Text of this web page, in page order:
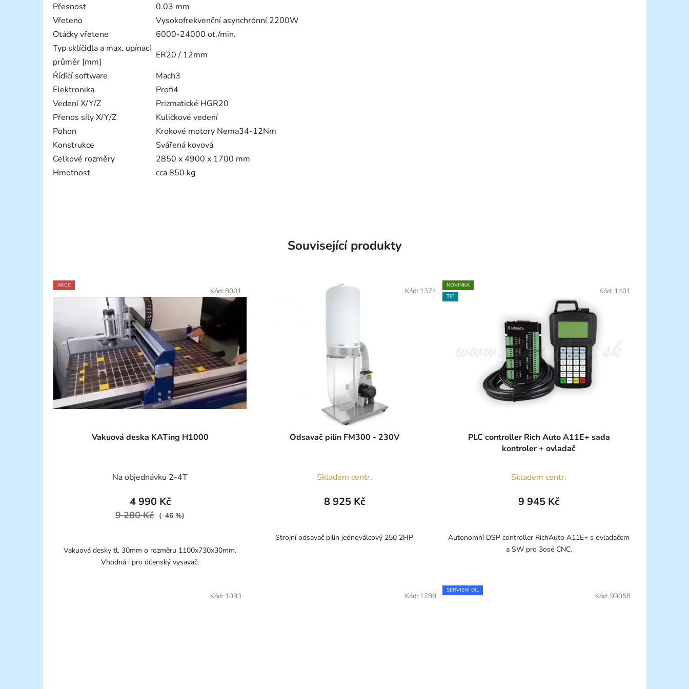
Přesnost
0.03 mm
Vřeteno
Vysokofrekvenční asynchrónní 2200W
Otáčky vřetene
6000-24000 ot./min.
Typ sklíčidla a max. upínací
průměr [mm]
ER20 / 12mm
Řídící software
Mach3
Elektronika
Profi4
Vedení X/Y/Z
Prizmatické HGR20
Přenos síly X/Y/Z
Kuličkové vedení
Pohon
Krokové motory Nema34-12Nm
Konstrukce
Svářená kovová
Celkové rozměry
2850 x 4900 x 1700 mm
Hmotnost
cca 850 kg
Související produkty
AKCE
Vakuová deska KATing H1000
Na objednávku 2-4T
4 990 Kč
9 280 Kč (–46 %)
Vakuová desky tl. 30mm o rozměru 1100x730x30mm.
Vhodná i pro dílenský vysavač.
Kód:8001
Odsavač pilin FM300 - 230V
Skladem centr.
8 925 Kč
Strojní odsavač pilin jednoválcový 250 2HP
Kód: 1374
NOVINKA
TIP
PLC controller Rich Auto A11E+ sada
kontroler + ovladač
Skladem centr.
9 945 Kč
Autonomní DSP controller RichAuto A11E+ s ovladačem
a SW pro 3osé CNC.
Kód: 1401
Kód: 1093 Kód: 1788
SERVISNÍ DÍL
Kód: 99058